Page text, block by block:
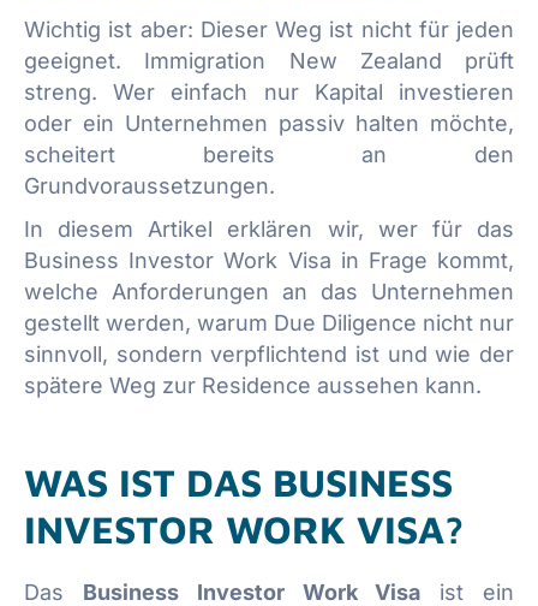
Wichtig ist aber: Dieser Weg ist nicht für jeden
geeignet. Immigration New Zealand prüft
streng. Wer einfach nur Kapital investieren
oder ein Unternehmen passiv halten möchte,
scheitert bereits an den
Grundvoraussetzungen.
In diesem Artikel erklären wir, wer für das
Business Investor Work Visa in Frage kommt,
welche Anforderungen an das Unternehmen
gestellt werden, warum Due Diligence nicht nur
sinnvoll, sondern verpflichtend ist und wie der
spätere Weg zur Residence aussehen kann.
WAS IST DAS BUSINESS
INVESTOR WORK VISA?
Das Business Investor Work Visa ist ein